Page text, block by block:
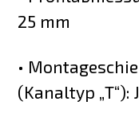
25 mm
•
(Kanaltyp „T“):